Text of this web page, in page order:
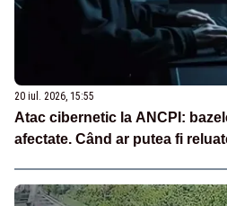
20 iul. 2026, 15:55
Atac cibernetic la ANCPI:
afectate. Când ar putea fi